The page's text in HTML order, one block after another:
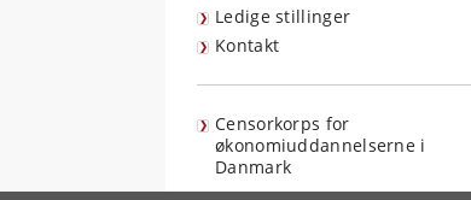
Ledige stillinger
Kontakt
Censorkorps for
økonomiuddannelserne i
Danmark